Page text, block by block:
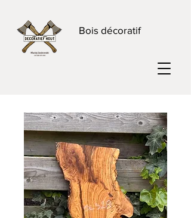
Bois décoratif